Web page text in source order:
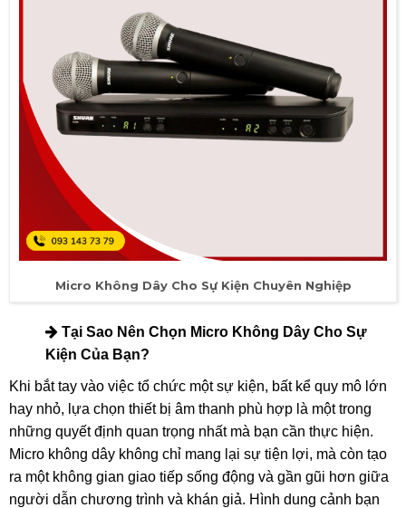
Micro Không Dây Cho Sự Kiện Chuyên Nghiệp
Tại Sao Nên Chọn Micro Không Dây Cho Sự
Kiện Của Bạn?
Khi bắt tay vào việc tổ chức một sự kiện, bất kể quy mô lớn
hay nhỏ, lựa chọn thiết bị âm thanh phù hợp là một trong
những quyết định quan trọng nhất mà bạn cần thực hiện.
Micro không dây không chỉ mang lại sự tiện lợi, mà còn tạo
ra một không gian giao tiếp sống động và gần gũi hơn giữa
người dẫn chương trình và khán giả. Hình dung cảnh bạn